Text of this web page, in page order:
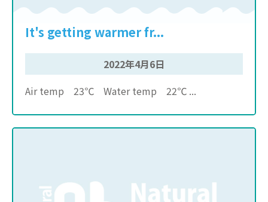
It's getting warmer fr...
2022年4月6日
Air temp 23℃ Water temp 22℃ ...